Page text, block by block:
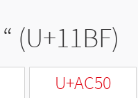
“ (U+11BF)
U+AC50